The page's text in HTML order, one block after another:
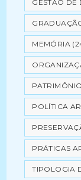
GESTÃO DE
MEMÓRIA
POLÍTICA
PRÁTICAS
TIPOLOGIA